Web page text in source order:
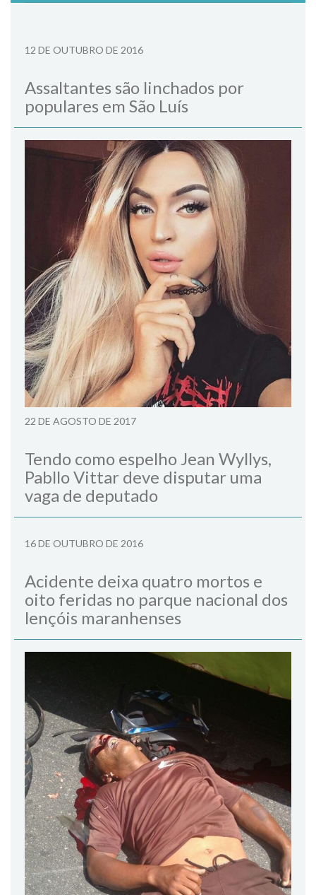
12 DE OUTUBRO DE 2016
Assaltantes são linchados por
populares em São Luís
22 DE AGOSTO DE 2017
Tendo como espelho Jean Wyllys,
Pabllo Vittar deve disputar uma
vaga de deputado
16 DE OUTUBRO DE 2016
Acidente deixa quatro mortos e
oito feridas no parque nacional dos
lençóis maranhenses